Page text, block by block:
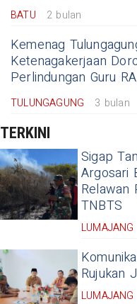
BATU 2 bulan
Kemenag
Ketenagakerjaan
Perlindungan Guru
TULUNGAGUNG 3 bulan
TERKINI
Sigap
Argosari
Relawan
TNBTS
LUMAJANG
Rujukan
LUMAJANG